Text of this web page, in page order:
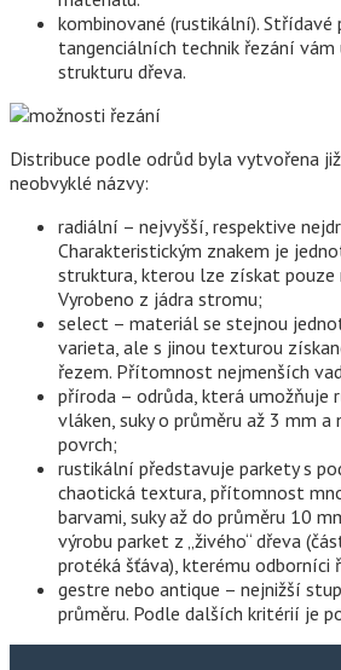
kombinované (rustikální).
tangenciálních technik řezání
strukturu dřeva.
Distribuce podle odrůd byla vytvořena
neobvyklé názvy:
radiální – nejvyšší, respektive
Charakteristickým znakem je
struktura, kterou lze získat pouze
Vyrobeno z jádra stromu;
select – materiál se stejnou
varieta, ale s jinou texturou
řezem. Přítomnost nejmenších
příroda – odrůda, která umožňuje
vláken, suky o průměru až 3 mm a
povrch;
rustikální představuje parkety s
chaotická textura, přítomnost
barvami, suky až do průměru 10
výrobu parket z „živého“ dřeva
protéká šťáva), kterému odborníci
gestre nebo antique – nejnižší
průměru. Podle dalších kritérií je